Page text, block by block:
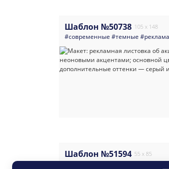
Шаблон №50738 105 x 148
#современные #темные #реклама
Шаблон №51594 55 x 85
#элегантные#современные